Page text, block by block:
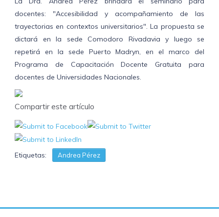
docentes: "Accesibilidad y acompañamiento de las
trayectorias en contextos universitarios". La propuesta se
dictará en la sede Comodoro Rivadavia y luego se
repetirá en la sede Puerto Madryn, en el marco del
Programa de Capacitación Docente Gratuita para
docentes de Universidades Nacionales.
Compartir este artículo
Etiquetas: Andrea Pérez